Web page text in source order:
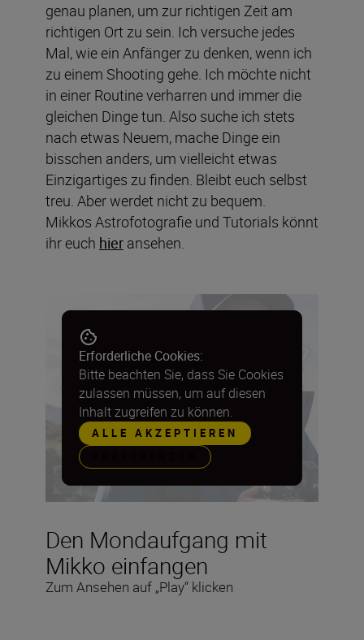
genau planen, um zur richtigen Zeit am
richtigen Ort zu sein. Ich versuche jedes
Mal, wie ein Anfänger zu denken, wenn ich
zu einem Shooting gehe. Ich möchte nicht
in einer Routine verharren und immer die
gleichen Dinge tun. Also suche ich stets
nach etwas Neuem, mache Dinge ein
bisschen anders, um vielleicht etwas
Einzigartiges zu finden. Bleibt euch selbst
treu. Aber werdet nicht zu bequem.
Mikkos Astrofotografie und Tutorials könnt
ihr euch hier ansehen.
Den Mondaufgang mit
Mikko einfangen
Zum Ansehen auf „Play“ klicken
Erforderliche Cookies:
Bitte beachten Sie, dass Sie Cookies
zulassen müssen, um auf diesen
Inhalt zugreifen zu können.
ALLE AKZEPTIEREN